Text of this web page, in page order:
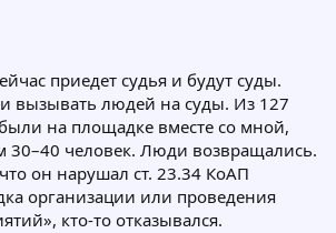
приедет судья и будут суды.
вызывать людей на суды. Из 127
на площадке вместе со мной,
30–40 человек. Люди возвращались.
он нарушал ст. 23.34 КоАП
организации или проведения
кто-то отказывался.